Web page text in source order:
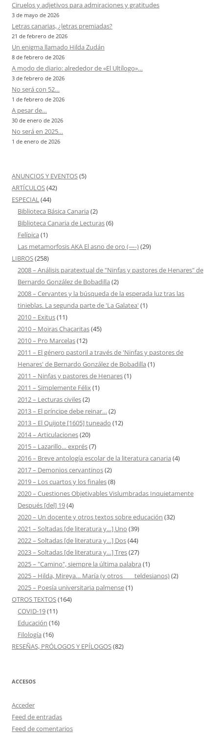
Ciruelos y adjetivos para admiraciones y gratitudes
3 de mayo de 2026
Letras canarias, ¿letras premiadas?
21 de febrero de 2026
Un enigma llamado Hilda Zudán
8 de febrero de 2026
A modo de diario: alrededor de «El Ultílogo»…
3 de febrero de 2026
No será con 52…
1 de febrero de 2026
A pesar de…
30 de enero de 2026
No será en 2025…
1 de enero de 2026
ANUNCIOS Y EVENTOS(5)
ARTÍCULOS(42)
ESPECIAL(44)
Biblioteca Básica Canaria (2)
Biblioteca Canaria de Lecturas(6)
Felípica (1)
Las metamorfosis AKA El asno de oro (—-)(29)
LIBROS(258)
2008 – Análisis paratextual de "Ninfas y pastores de Henares" de
Bernardo González de Bobadilla (2)
2008 – Cervantes y la búsqueda de la esperada luz tras las
tinieblas. La segunda parte de 'La Galatea' (1)
2010 – Exitus(11)
2010 – Moiras Chacaritas(45)
2010 – Pro Marcelas(12)
2011 – El género pastoril a través de 'Ninfas y pastores de
Henares' de Bernardo González de Bobadilla (1)
2011 – Ninfas y pastores de Henares(1)
2011 – Simplemente Félix(1)
2012 – Lecturas civiles(2)
2013 – El príncipe debe reinar… (2)
2013 – El Quijote [1605] tuneado (12)
2014 – Articulaciones(20)
2015 – Lazarillo… exprés(7)
2016 – Breve antología escolar de la literatura canaria (4)
2017 – Demonios cervantinos(2)
2019 – Los cuartos y los finales(8)
2020 – Cuestiones Objetivables Vislumbradas Inquietamente
Después [del] 19(4)
2020 – Un docente y otros textos sobre educación (32)
2021 – Soltadas [de literatura y…] Uno (39)
2022 – Soltadas [de literatura y…] Dos(44)
2023 – Soltadas [de literatura y…] Tres(27)
2025 – "Camino", siempre la última palabra (1)
2025 – Hilda, Mireya… María (y otros ___ teldesianos)(2)
2025 – Poesía universitaria palmense(1)
OTROS TEXTOS(164)
COVID-19(11)
Educación (16)
Filología (16)
RESEÑAS, PRÓLOGOS Y EPÍLOGOS(82)
ACCESOS
Acceder
Feed de entradas
Feed de comentarios